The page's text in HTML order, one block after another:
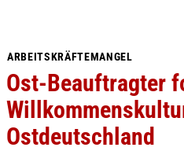
ARBEITSKRÄFTEMANGEL
Ost-Beauftragter
Ostdeutschland